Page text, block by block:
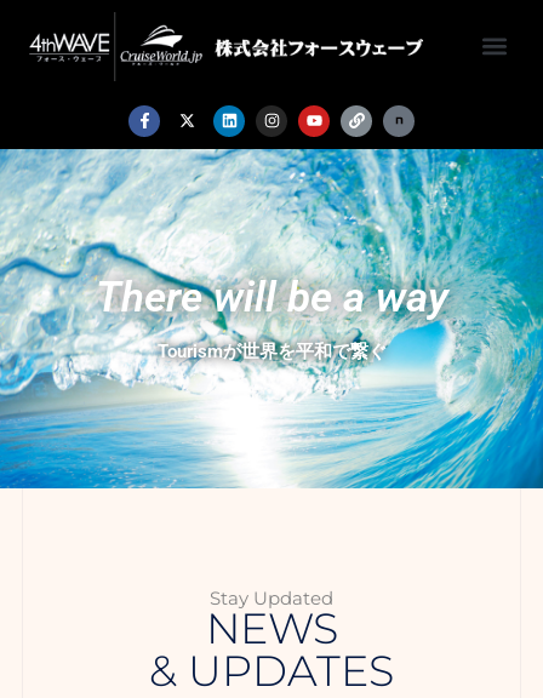
There will be a way
Tourismが世界を平和で繋ぐ
Stay Updated
NEWS
& UPDATES